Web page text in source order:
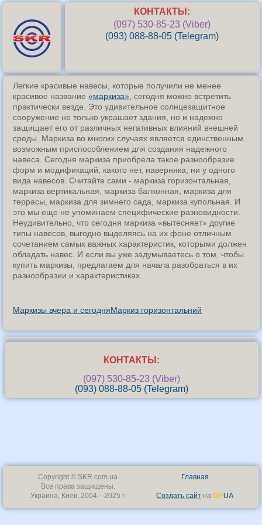
КОНТАКТЫ:
(097) 530-85-23 (Viber)
(093) 088-88-05 (Telegram)
Легкие красивые навесы, которые получили не менее
красивое название«маркиза» , сегодня можно встретить
практически везде. Это удивительное солнцезащитное
сооружение не только украшает здания, но и надежно
защищает его от различных негативных влияний внешней
среды. Маркиза во многих случаях является единственным
возможным приспособлением для создания надежного
навеса. Сегодня маркиза приобрела такое разнообразие
форм и модификаций, какого нет, наверняка, ни у одного
вида навесов. Считайте сами - маркиза горизонтальная,
маркиза вертикальная, маркиза балконная, маркиза для
террасы, маркиза для зимнего сада, маркиза купольная. И
это мы еще не упоминаем специфические разновидности.
Неудивительно, что сегодня маркиза «вытесняет» другие
типы навесов, выгодно выделяясь на их фоне отличным
сочетанием самых важных характеристик, которыми должен
обладать навес. И если вы уже задумываетесь о том, чтобы
купить маркизы, предлагаем для начала разобраться в их
разнообразии и характеристиках.
Маркизы вчера и сегодняМаркиз горизонтальний
КОНТАКТЫ:
(097) 530-85-23 (Viber)
(093) 088-88-05 (Telegram)
Copyright © SKR.com.ua
Все права защищены.
Украина, Киев, 2004—2025 г.
Главная
Создать сайт наOF.UA